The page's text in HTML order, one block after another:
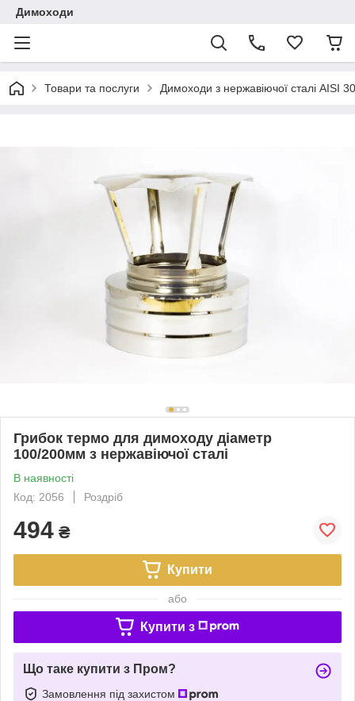
Димоходи
Товари та послуги Димоходи з нержавіючої сталі
Грибок термо для димоходу діаметр
100/200мм з нержавіючої сталі
В наявності
Код: 2056
Роздріб
494 ₴
Купити
або
Купити з
Що таке купити з Пром?
Замовлення під захистом